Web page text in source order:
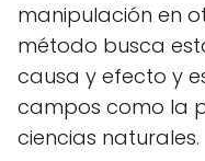
manipulación en
método busca
causa y efecto y
campos como la
ciencias naturales.